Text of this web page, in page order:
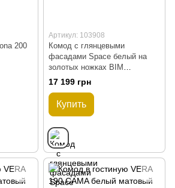
200
Артикул: 103908
Комод с глянцевыми
фасадами Space белый на
золотых ножках BIM
FURNITURE
17 199 грн
Купить